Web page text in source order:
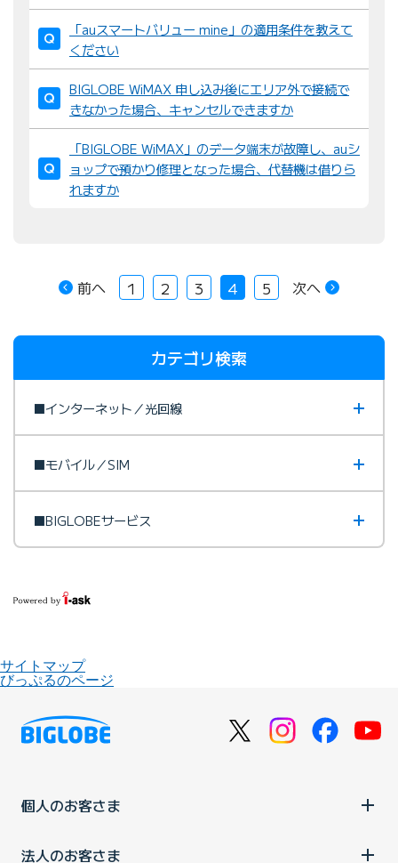
「auスマートバリュー mine」の適用条件を教えて
ください
BIGLOBE WiMAX 申し込み後にエリア外で接続で
きなかった場合、キャンセルできますか
「BIGLOBE WiMAX」のデータ端末が故障し、auシ
ョップで預かり修理となった場合、代替機は借りら
れますか
前へ 1 2 3 4 5 次へ
カテゴリ検索
■インターネット／光回線
■モバイル／SIM
■BIGLOBEサービス
サイトマップ
びっぷるのページ
個人のお客さま
法人のお客さま